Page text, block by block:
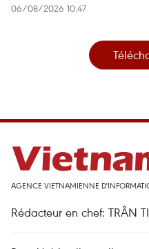
06/08/2026 10:47
AGENCE VIETNAMIENNE
Rédacteur en chef: TRÂN